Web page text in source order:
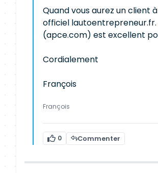
Quand vous aurez un client
officiel lautoentrepreneur.fr.
(apce.com) est excellent
Cordialement
François
François
0 Commenter